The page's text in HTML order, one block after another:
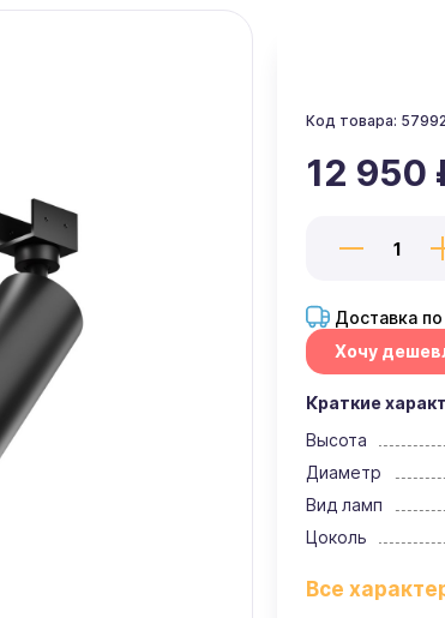
Код товара:
12 950
Доставка
Хочу
Краткие
Высота
Диаметр
Вид ламп
Цоколь